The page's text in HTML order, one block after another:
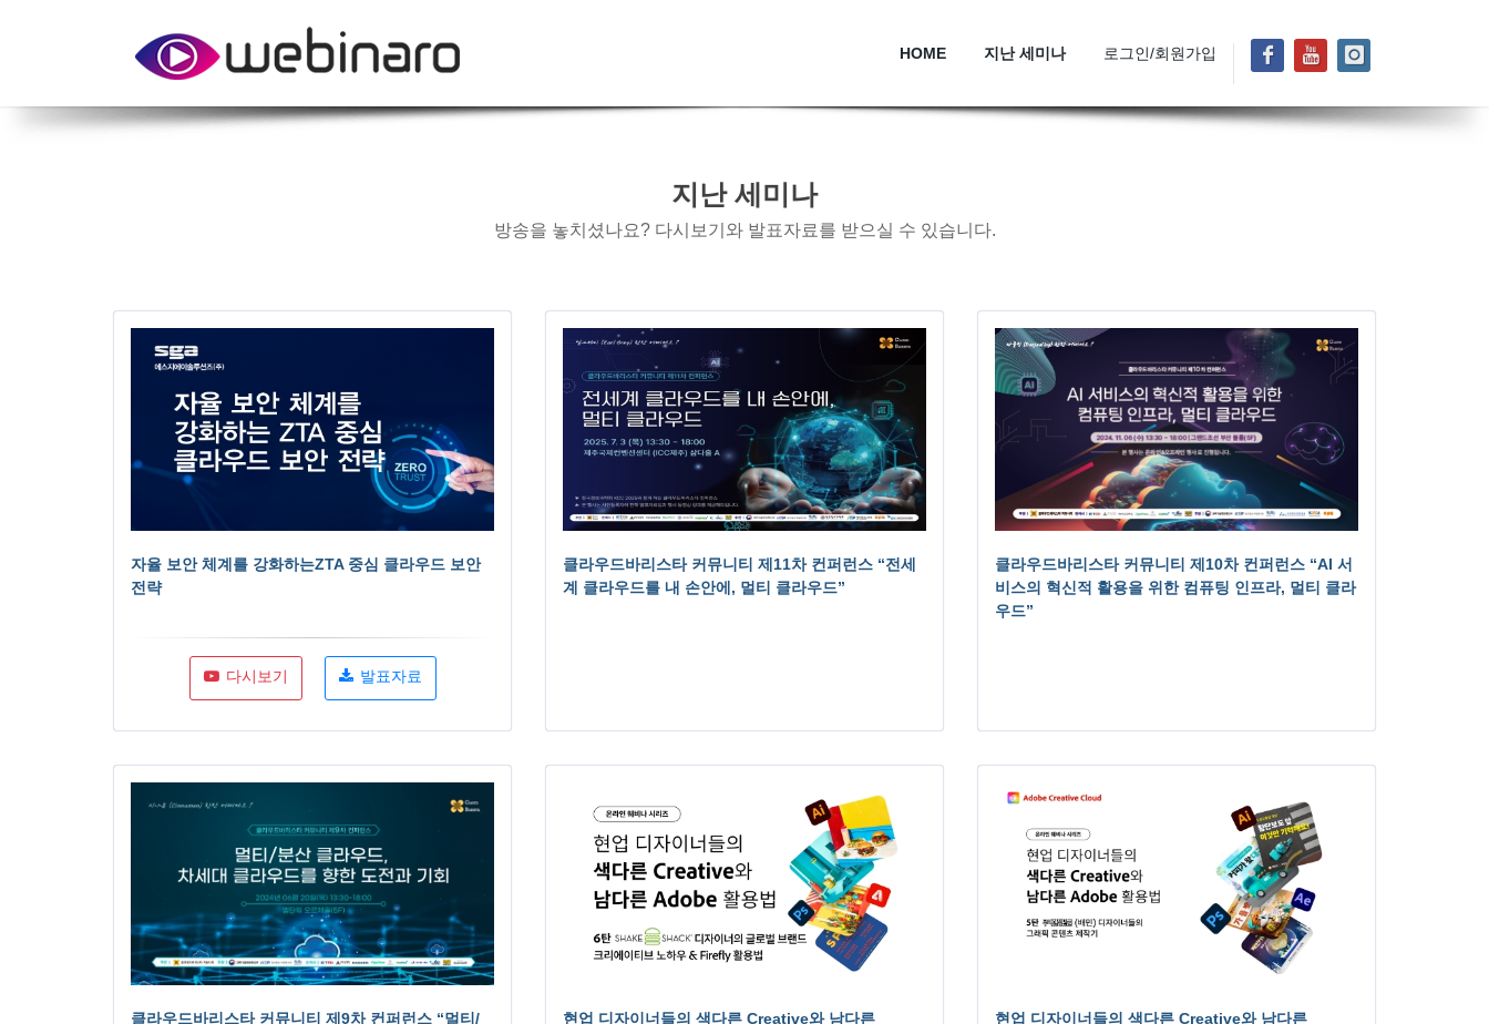
HOME 지난 세미나 로그인/회원가입
지난 세미나
방송을 놓치셨나요? 다시보기와 발표자료를 받으실 수 있습니다.
자율 보안 체계를 강화하는ZTA 중심 클라우드 보안
전략
다시보기 발표자료
클라우드바리스타 커뮤니티 제11차 컨퍼런스 “전세
계 클라우드를 내 손안에, 멀티 클라우드”
클라우드바리스타 커뮤니티 제10차 컨퍼런스 “AI 서
비스의 혁신적 활용을 위한 컴퓨팅 인프라, 멀티 클라
우드”
클라우드바리스타 커뮤니티 제9차 컨퍼런스 “멀티/
현업 디자이너들의 색다른 Creative와 남다른
현업 디자이너들의 색다른 Creative와 남다른